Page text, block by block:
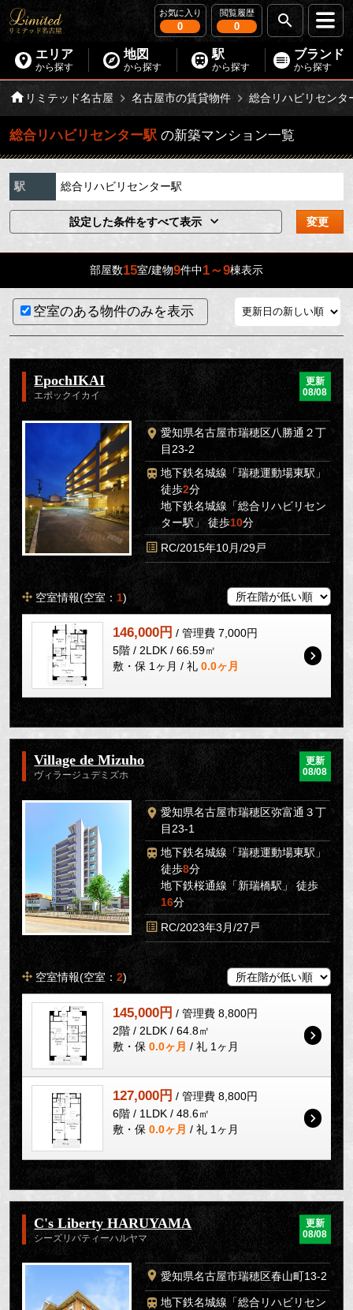
お気に入り
0
閲覧履歴
0
エリア
から探す
地図
から探す
駅
から探す
ブランド
から探す
リミテッド名古屋 名古屋市の賃貸物件 総合リハビリセンタ
総合リハビリセンター駅 の新築マンション一覧
駅 総合リハビリセンター駅
設定した条件をすべて表示 変更
部屋数15室/建物9件中1～9棟表示
空室のある物件のみを表示
EpochIKAI
エポックイカイ
更新
08/08
愛知県名古屋市瑞穂区八勝通２丁
目23-2
地下鉄名城線「瑞穂運動場東駅」
徒歩2分
地下鉄名城線「総合リハビリセン
ター駅」 徒歩10分
RC/2015年10月/29戸
空室情報(空室： 1)
146,000円 / 管理費 7,000円
5階 / 2LDK / 66.59㎡
敷・保 1ヶ月 / 礼 0.0ヶ月
Village de Mizuho
ヴィラージュデミズホ
更新
08/08
愛知県名古屋市瑞穂区弥富通３丁
目23-1
地下鉄名城線「瑞穂運動場東駅」
徒歩8分
地下鉄桜通線「新瑞橋駅」 徒歩
16分
RC/2023年3月/27戸
空室情報(空室：2)
145,000円 / 管理費 8,800円
2階 / 2LDK / 64.8㎡
敷・保 0.0ヶ月 / 礼 1ヶ月
127,000円 / 管理費 8,800円
6階 / 1LDK / 48.6㎡
敷・保 0.0ヶ月 / 礼 1ヶ月
C's Liberty HARUYAMA
シーズリバティーハルヤマ
更新
08/08
愛知県名古屋市瑞穂区春山町13-2
地下鉄名城線「総合リハビリセン